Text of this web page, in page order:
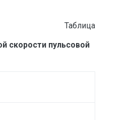
Таблица
скорости пульсовой